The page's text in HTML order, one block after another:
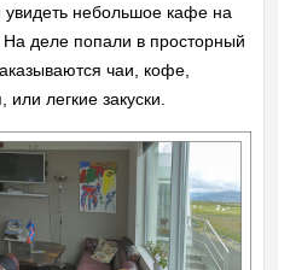
небольшое кафе на
деле попали в просторный
чаи, кофе,
легкие закуски.